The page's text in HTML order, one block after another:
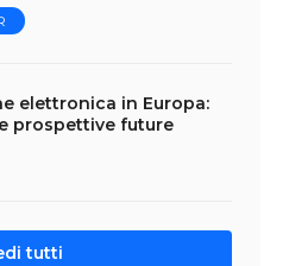
elettronica in Europa:
prospettive future
tutti